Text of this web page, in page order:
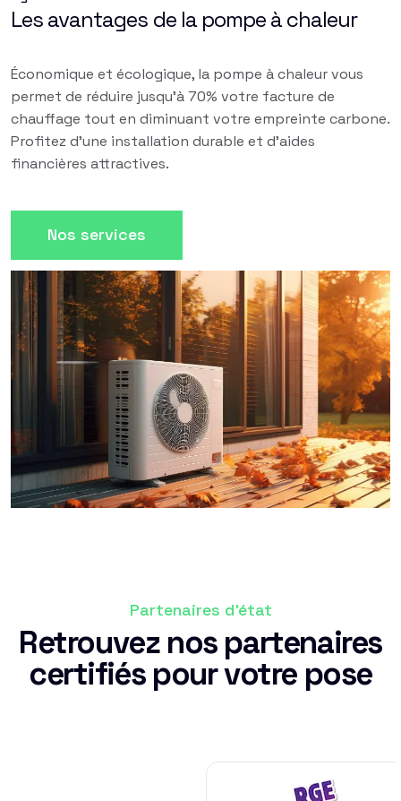
Les avantages de la pompe à chaleur
Économique et écologique, la pompe à chaleur vous
permet de réduire jusqu'à 70% votre facture de
chauffage tout en diminuant votre empreinte carbone.
Profitez d'une installation durable et d'aides
financières attractives.
Nos services
Partenaires d'état
Retrouvez nos partenaires
certifiés pour votre pose